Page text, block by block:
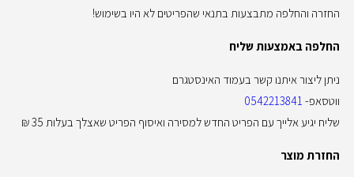
החזרה והחלפה מתבצעות בתנאי שהפריטים לא היו בשימוש!
החלפה באמצעות שליח
ניתן ליצור איתנו קשר בעמוד האינסטגרם
ווטסאפ- 0542213841
שליח יגיע אלייך עם הפריט החדש למסירה ואיסוף הפריט שאצלך בעלות 35 ₪
החזרת מוצר